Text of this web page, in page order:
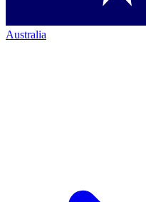
Australia